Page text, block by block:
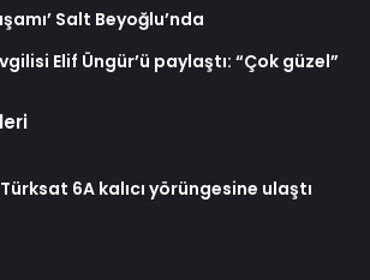
Salt Beyoğlu’nda
Elif Üngür’ü paylaştı: “Çok güzel”
Türksat 6A kalıcı yörüngesine ulaştı